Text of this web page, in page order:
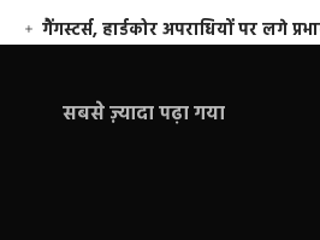
गैंगस्टर्स, हार्डकोर अपराधियों पर लगे
सबसे ज़्यादा पढ़ा गया